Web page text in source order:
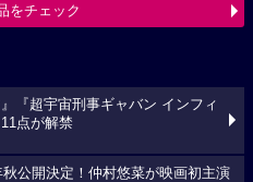
をチェック
『超宇宙刑事ギャバン インフィ
点が解禁
秋公開決定！仲村悠菜が映画初主演